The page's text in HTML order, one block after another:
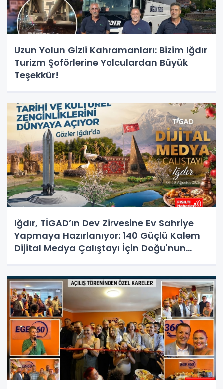
Uzun Yolun Gizli Kahramanları: Bizim Iğdır
Turizm Şoförlerine Yolculardan Büyük
Teşekkür!
Iğdır, TİGAD’ın Dev Zirvesine Ev Sahriye
Yapmaya Hazırlanıyor: 140 Güçlü Kalem
Dijital Medya Çalıştayı İçin Doğu'nun